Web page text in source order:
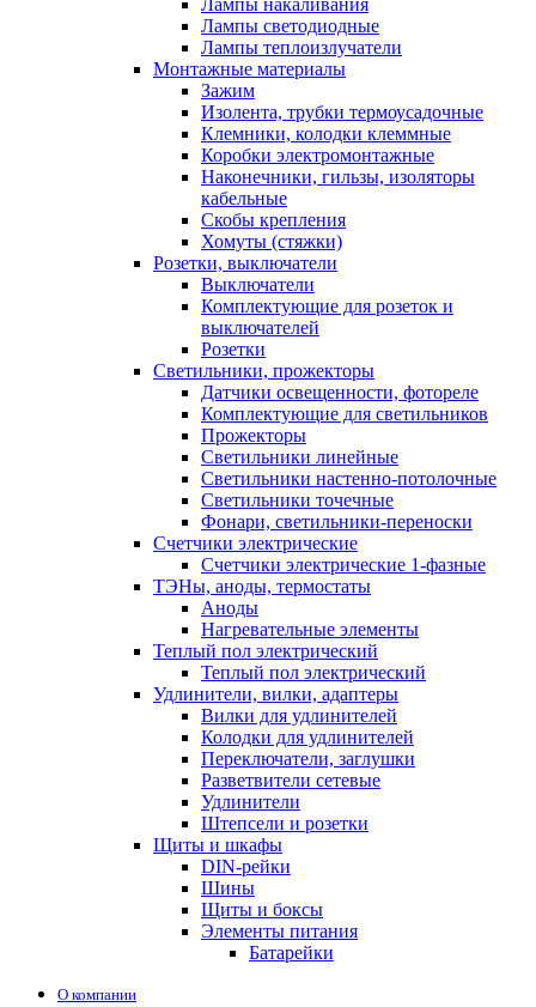
Лампы накаливания
Лампы светодиодные
Лампы теплоизлучатели
Монтажные материалы
Зажим
Изолента, трубки термоусадочные
Клемники, колодки клеммные
Коробки электромонтажные
Наконечники, гильзы, изоляторы
кабельные
Скобы крепления
Хомуты (стяжки)
Розетки, выключатели
Выключатели
Комплектующие для розеток и
выключателей
Розетки
Светильники, прожекторы
Датчики освещенности, фотореле
Комплектующие для светильников
Прожекторы
Светильники линейные
Светильники настенно-потолочные
Светильники точечные
Фонари, светильники-переноски
Счетчики электрические
Счетчики электрические 1-фазные
ТЭНы, аноды, термостаты
Аноды
Нагревательные элементы
Теплый пол электрический
Теплый пол электрический
Удлинители, вилки, адаптеры
Вилки для удлинителей
Колодки для удлинителей
Переключатели, заглушки
Разветвители сетевые
Удлинители
Штепсели и розетки
Щиты и шкафы
DIN-рейки
Шины
Щиты и боксы
Элементы питания
Батарейки
О компании